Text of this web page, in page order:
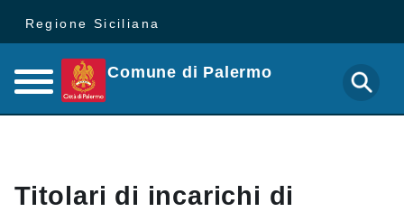
Regione Siciliana
Comune di Palermo
Titolari di incarichi di